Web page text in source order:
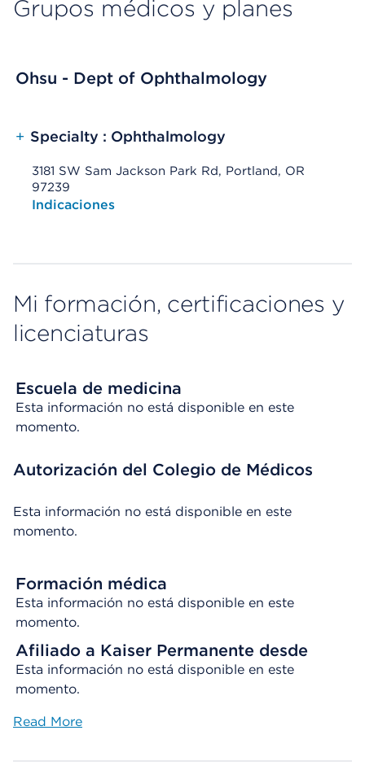
Grupos médicos y planes
Ohsu - Dept of Ophthalmology
+ Specialty : Ophthalmology
3181 SW Sam Jackson Park Rd, Portland, OR
97239
Opens native map application on mobile devices
Indicaciones
Mi formación, certificaciones y
licenciaturas
Escuela de medicina
Esta información no está disponible en este
momento.
Autorización del Colegio de Médicos
Esta información no está disponible en este
momento.
Formación médica
Esta información no está disponible en este
momento.
Afiliado a Kaiser Permanente desde
Esta información no está disponible en este
momento.
Read More